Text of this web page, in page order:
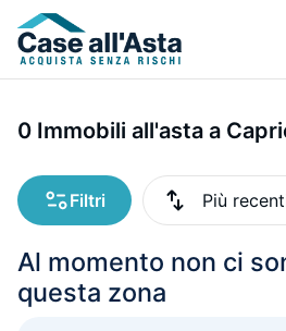
0 Immobili all'asta a
Filtri
Al momento non ci
questa zona